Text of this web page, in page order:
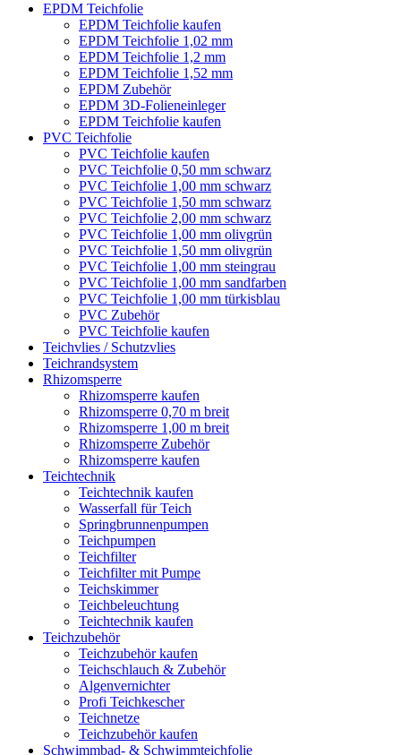
EPDM Teichfolie
EPDM Teichfolie kaufen
EPDM Teichfolie 1,02 mm
EPDM Teichfolie 1,2 mm
EPDM Teichfolie 1,52 mm
EPDM Zubehör
EPDM 3D-Folieneinleger
EPDM Teichfolie kaufen
PVC Teichfolie
PVC Teichfolie kaufen
PVC Teichfolie 0,50 mm schwarz
PVC Teichfolie 1,00 mm schwarz
PVC Teichfolie 1,50 mm schwarz
PVC Teichfolie 2,00 mm schwarz
PVC Teichfolie 1,00 mm olivgrün
PVC Teichfolie 1,50 mm olivgrün
PVC Teichfolie 1,00 mm steingrau
PVC Teichfolie 1,00 mm sandfarben
PVC Teichfolie 1,00 mm türkisblau
PVC Zubehör
PVC Teichfolie kaufen
Teichvlies / Schutzvlies
Teichrandsystem
Rhizomsperre
Rhizomsperre kaufen
Rhizomsperre 0,70 m breit
Rhizomsperre 1,00 m breit
Rhizomsperre Zubehör
Rhizomsperre kaufen
Teichtechnik
Teichtechnik kaufen
Wasserfall für Teich
Springbrunnenpumpen
Teichpumpen
Teichfilter
Teichfilter mit Pumpe
Teichskimmer
Teichbeleuchtung
Teichtechnik kaufen
Teichzubehör
Teichzubehör kaufen
Teichschlauch & Zubehör
Algenvernichter
Profi Teichkescher
Teichnetze
Teichzubehör kaufen
Schwimmbad- & Schwimmteichfolie